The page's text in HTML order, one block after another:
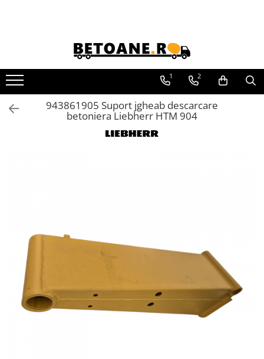
PIESE AUTOBETONIERE
AUTOBETONIERE STETTER
AUTOBETONIERE LIEBHERR
AUTOBETONIERE CIFA
AUTOBETONIERE KARENA
PIESE MALAXOARE BHS-
SONTHOFEN
PIESE POMPE CIFA
PIESE PUTZMEISTER
PIESE WAITZNGER
STATII DE BETOANE LIEBHERR
1 2
943861905 Suport jgheab descarcare
betoniera Liebherr HTM 904